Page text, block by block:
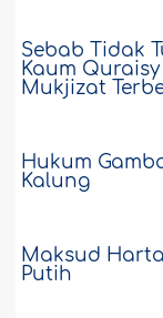
Sebab Tidak
Kaum
Mukjizat
Hukum
Kalung
Maksud
Putih